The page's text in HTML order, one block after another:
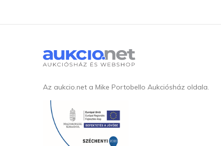
Az aukcio.net a Mike Portobello Aukciósház oldala.